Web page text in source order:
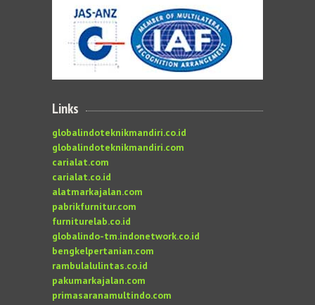
Links
globalindoteknikmandiri.co.id
globalindoteknikmandiri.com
carialat.com
carialat.co.id
alatmarkajalan.com
pabrikfurnitur.com
furniturelab.co.id
globalindo-tm.indonetwork.co.id
bengkelpertanian.com
rambulalulintas.co.id
pakumarkajalan.com
primasaranamultindo.com